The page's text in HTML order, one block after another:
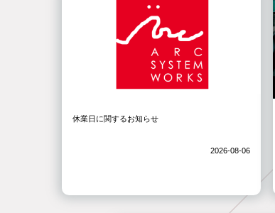
休業日に関するお知らせ
2026-08-06